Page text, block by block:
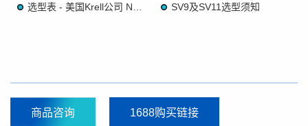
SV9及SV11选型须知
商品咨询 1688购买链接